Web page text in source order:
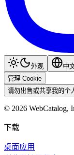
外观
中
管理 Cookie
请勿出售或共享我的个
© 2026 WebCatalog,
下载
桌面应用